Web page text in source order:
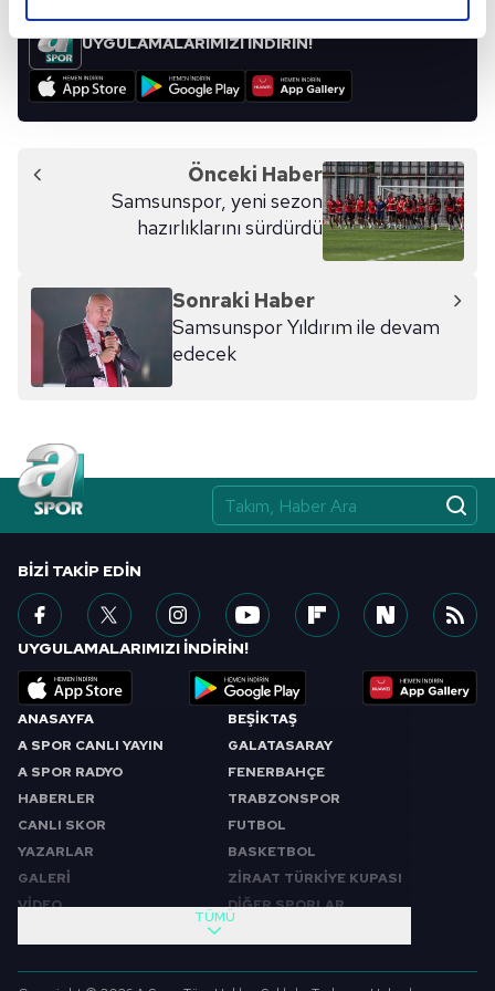
kalemimiz olduğunu sizlere hatırlatmak isteriz.
Her halükârda, kullanıcılar, bu çerezlere izin vermedikleri
Sizlere daha iyi bir hizmet sunabilmek için İnternet
Sitemizde kendimize ve üçüncü kişilere ait çerezler
kullanılmaktadır. Bu çerezler vasıtasıyla çeşitli kişisel
verileriniz işlenmekte olup gerekli olan çerezler bilgi
toplumu hizmetlerinin sunulması amacıyla
kullanılmaktadır. Diğer çerezler, sitemizin daha işlevsel
kılınması ve kişiselleştirilmesi ve sizlere yönelik
Çerezlere ilişkin tercihlerinizi aşağıda yer alan panel
vasıtasıyla belirleyebilirsiniz. Çerezlere ilişkin detaylı bilgi
için Ayarlar butonuna tıklayabilir,Çerez Bilgilendirme
Metnimizi
ziyaret edebilirsiniz.
6698 sayılı Kişisel Verilerin Korunması Kanunu uyarınca
hazırlanmış Aydınlatma Metnimizi okumak ve sitemizde
almak için lütfen
tıklayınız.
UYGULAMALARIMIZI İNDİRİN!
Önceki Haber
Samsunspor, yeni sezon
hazırlıklarını sürdürdü
Sonraki Haber
Samsunspor Yıldırım ile devam
edecek
ANASAYFA
A SPOR CANLI YAYIN
A SPOR RADYO
HABERLER
CANLI SKOR
YAZARLAR
GALERİ
VİDEO
BEŞİKTAŞ
GALATASARAY
FENERBAHÇE
TRABZONSPOR
FUTBOL
BASKETBOL
ZİRAAT TÜRKİYE KUPASI
DİĞER SPORLAR
SABAH SPORU
FUTBOL
TÜMÜ
BIZI TAKIP EDIN
UYGULAMALARIMIZI İNDİRİN!